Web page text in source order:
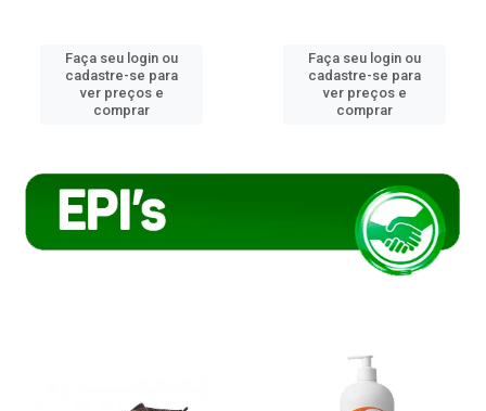
Faça seu login ou
cadastre-se para
ver preços e
comprar
Faça seu login ou
cadastre-se para
ver preços e
comprar